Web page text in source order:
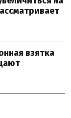
взятка